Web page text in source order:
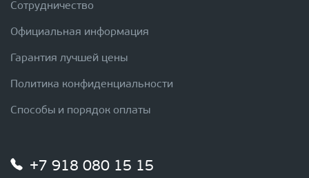
Сотрудничество
Официальная информация
Гарантия лучшей цены
Политика конфиденциальности
Способы и порядок оплаты
+7 918 080 15 15